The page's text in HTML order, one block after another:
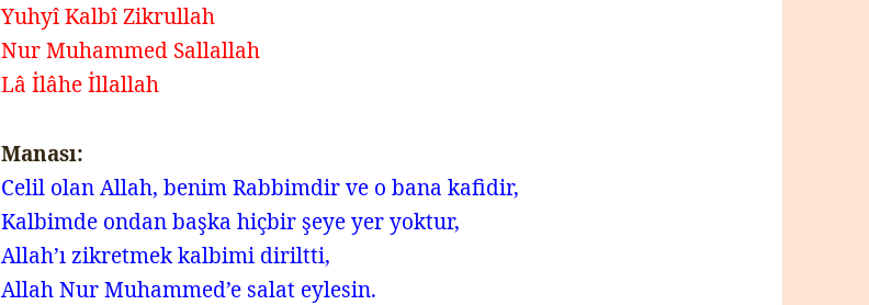
Yuhyî Kalbî Zikrullah
Nur Muhammed Sallallah
Lâ İlâhe İllallah
Manası:
Celil olan Allah, benim Rabbimdir ve o bana kafidir,
Kalbimde ondan başka hiçbir şeye yer yoktur,
Allah’ı zikretmek kalbimi diriltti,
Allah Nur Muhammed’e salat eylesin.